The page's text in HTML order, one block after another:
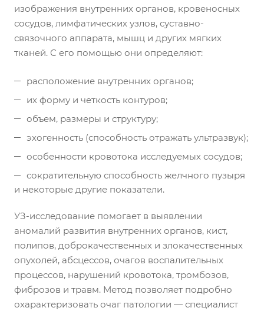
изображения внутренних органов, кровеносных
сосудов, лимфатических узлов, суставно-
связочного аппарата, мышц и других мягких
тканей. С его помощью они определяют:
расположение внутренних органов;
их форму и четкость контуров;
объем, размеры и структуру;
эхогенность (способность отражать ультразвук);
особенности кровотока исследуемых сосудов;
сократительную способность желчного пузыря
и некоторые другие показатели.
УЗ-исследование помогает в выявлении
аномалий развития внутренних органов, кист,
полипов, доброкачественных и злокачественных
опухолей, абсцессов, очагов воспалительных
процессов, нарушений кровотока, тромбозов,
фиброзов и травм. Метод позволяет подробно
охарактеризовать очаг патологии — специалист